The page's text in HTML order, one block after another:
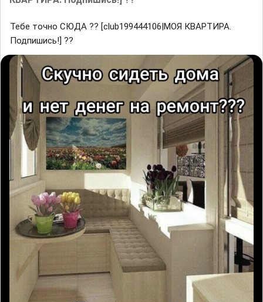
Тебе точно СЮДА ?? [club199444106|МОЯ КВАРТИРА.
Подпишись!] ??